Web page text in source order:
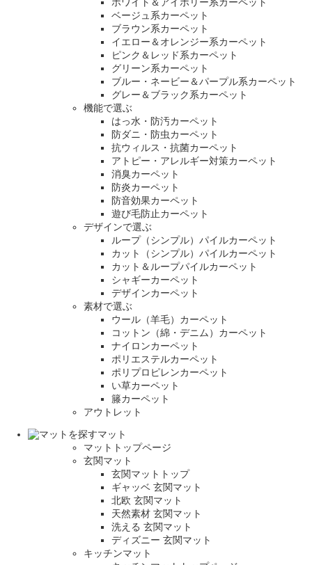
ホワイト＆アイボリー系カーペット
ベージュ系カーペット
ブラウン系カーペット
イエロー＆オレンジー系カーペット
ピンク＆レッド系カーペット
グリーン系カーペット
ブルー・ネービー＆パープル系カーペット
グレー＆ブラック系カーペット
機能で選ぶ
はっ水・防汚カーペット
防ダニ・防虫カーペット
抗ウィルス・抗菌カーペット
アトピー・アレルギー対策カーペット
消臭カーペット
防炎カーペット
防音効果カーペット
遊び毛防止カーペット
デザインで選ぶ
ループ（シンプル）パイルカーペット
カット（シンプル）パイルカーペット
カット＆ループパイルカーペット
シャギーカーペット
デザインカーペット
素材で選ぶ
ウール（羊毛）カーペット
コットン（綿・デニム）カーペット
ナイロンカーペット
ポリエステルカーペット
ポリプロピレンカーペット
い草カーペット
籐カーペット
アウトレット
マット
マットトップページ
玄関マット
玄関マットトップ
ギャッベ 玄関マット
北欧 玄関マット
天然素材 玄関マット
洗える 玄関マット
ディズニー 玄関マット
キッチンマット